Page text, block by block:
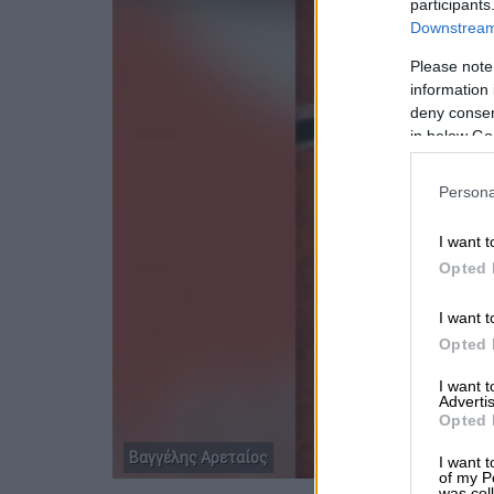
Please
information
deny
in below
I want
Opted
I want
Opted
I want
Opted
I want
of my
Βαγγέλης Αρεταίος